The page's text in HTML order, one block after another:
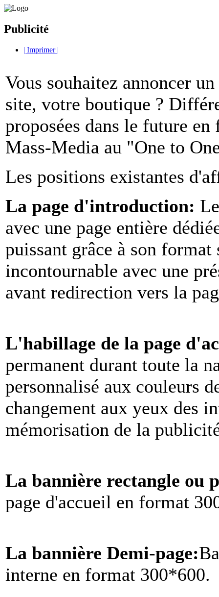
Publicité
| Imprimer |
Vous souhaitez annoncer
site, votre boutique ?
proposées dans le future
Mass-Media au "One to
Les positions existantes
La page d'introduction:
avec une page entière
puissant grâce à son
incontournable avec une
avant redirection vers la
L'habillage de la page
permanent durant toute la
personnalisé aux couleurs
changement aux yeux des
mémorisation de la
La bannière rectangle ou
page d'accueil en format
La bannière Demi-page:
interne en format 300*600.